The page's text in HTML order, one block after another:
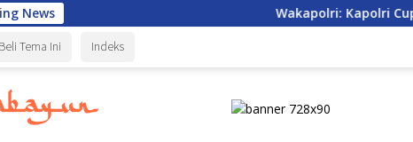
News Wakapolri: Kapolri Cup 2026 Bukan
Beli Tema Ini
Indeks